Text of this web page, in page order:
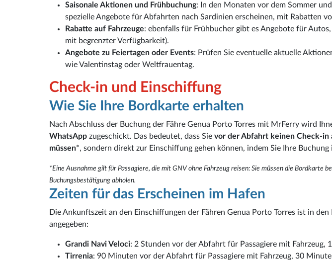
Saisonale Aktionen und Frühbuchung: In den Monaten vor dem Sommer
spezielle Angebote für Abfahrten nach Sardinien erscheinen, mit Rabatten
Rabatte auf Fahrzeuge: ebenfalls für Frühbucher gibt es Angebote für
mit begrenzter Verfügbarkeit).
Angebote zu Feiertagen oder Events: Prüfen Sie eventuelle aktuelle
wie Valentinstag oder Weltfrauentag.
Check-in und Einschiffung
Wie Sie Ihre Bordkarte erhalten
Nach Abschluss der Buchung der Fähre Genua Porto Torres mit MrFerry wird
WhatsApp zugeschickt. Das bedeutet, dass Sie vor der Abfahrt keinen Check-
müssen*, sondern direkt zur Einschiffung gehen können, indem Sie Ihre
*Eine Ausnahme gilt für Passagiere, die mit GNV ohne Fahrzeug reisen: Sie müssen die Bordkarte
Buchungsbestätigung abholen.
Zeiten für das Erscheinen im Hafen
Die Ankunftszeit an den Einschiffungen der Fähren Genua Porto Torres ist in
angegeben:
Grandi Navi Veloci: 2 Stunden vor der Abfahrt für Passagiere mit Fahrzeug,
Tirrenia: 90 Minuten vor der Abfahrt für Passagiere mit Fahrzeug, 30